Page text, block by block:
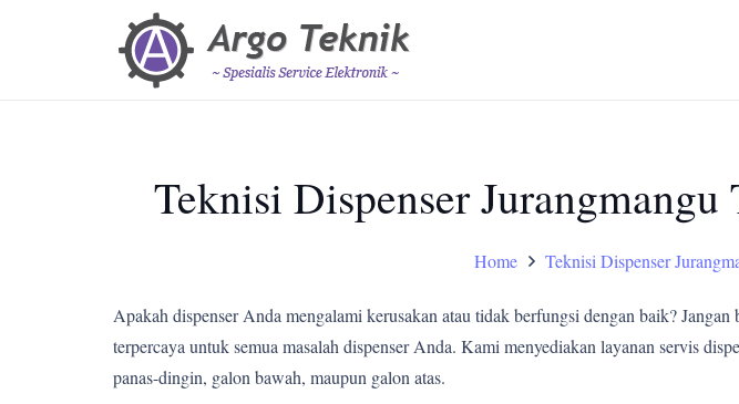
Teknisi Dispenser
Home Teknisi Dispenser
Apakah dispenser Anda mengalami kerusakan atau tidak berfungsi dengan baik?
terpercaya untuk semua masalah dispenser Anda. Kami menyediakan layanan servis
panas-dingin, galon bawah, maupun galon atas.